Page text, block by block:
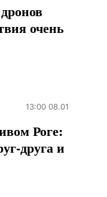
очень
13:00 08.01
Роге:
друга и